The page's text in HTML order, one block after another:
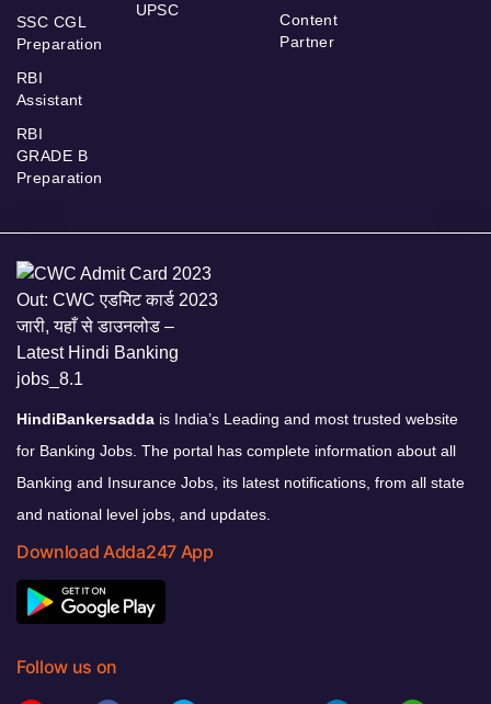
SSC CGL
Preparation
RBI
Assistant
RBI
GRADE B
Preparation
UPSC
Content
Partner
HindiBankersadda is India’s Leading and most trusted website
for Banking Jobs. The portal has complete information about all
Banking and Insurance Jobs, its latest notifications, from all state
and national level jobs, and updates.
Download Adda247 App
Follow us on